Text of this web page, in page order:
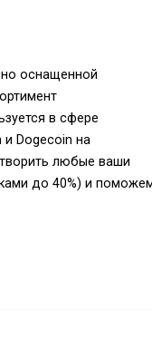
оснащенной
в сфере
и Dogecoin на
любые ваши
до 40%) и
алгоритму SHA-256.
Вт.